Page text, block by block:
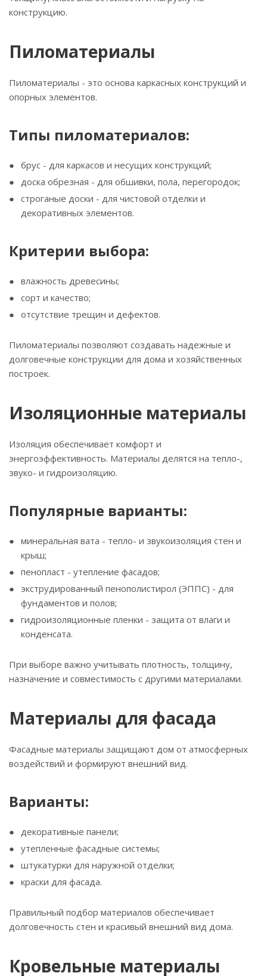
конструкцию.
Пиломатериалы
Пиломатериалы - это основа каркасных конструкций и
опорных элементов.
Типы пиломатериалов:
брус - для каркасов и несущих конструкций;
доска обрезная - для обшивки, пола, перегородок;
строганые доски - для чистовой отделки и
декоративных элементов.
Критерии выбора:
влажность древесины;
сорт и качество;
отсутствие трещин и дефектов.
Пиломатериалы позволяют создавать надежные и
долговечные конструкции для дома и хозяйственных
построек.
Изоляционные материалы
Изоляция обеспечивает комфорт и
энергоэффективность. Материалы делятся на тепло-,
звуко- и гидроизоляцию.
Популярные варианты:
минеральная вата - тепло- и звукоизоляция стен и
крыш;
пенопласт - утепление фасадов;
экструдированный пенополистирол (ЭППС) - для
фундаментов и полов;
гидроизоляционные пленки - защита от влаги и
конденсата.
При выборе важно учитывать плотность, толщину,
назначение и совместимость с другими материалами.
Материалы для фасада
Фасадные материалы защищают дом от атмосферных
воздействий и формируют внешний вид.
Варианты:
декоративные панели;
утепленные фасадные системы;
штукатурки для наружной отделки;
краски для фасада.
Правильный подбор материалов обеспечивает
долговечность стен и красивый внешний вид дома.
Кровельные материалы